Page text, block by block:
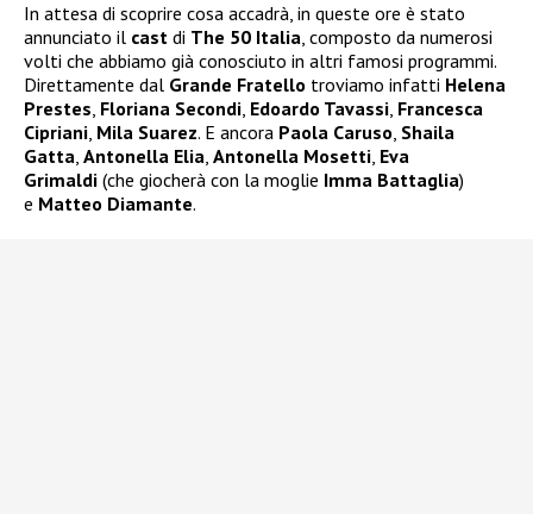
In attesa di scoprire cosa accadrà, in queste ore è stato
annunciato il cast di The 50 Italia, composto da numerosi
volti che abbiamo già conosciuto in altri famosi programmi.
Direttamente dal Grande Fratello troviamo infatti Helena
Prestes, Floriana Secondi, Edoardo Tavassi, Francesca
Cipriani, Mila Suarez. E ancora Paola Caruso, Shaila
Gatta, Antonella Elia, Antonella Mosetti, Eva
Grimaldi (che giocherà con la moglie Imma Battaglia)
e Matteo Diamante.